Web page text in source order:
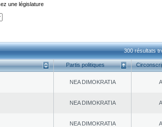
une législature
300 résultats
Partis politiques
NEA DΙMOKRATIA
NEA DΙMOKRATIA
NEA DΙMOKRATIA